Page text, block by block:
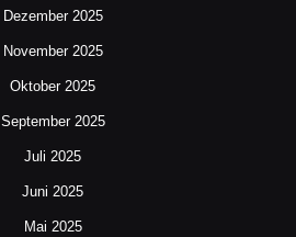
Dezember 2025
November 2025
Oktober 2025
September 2025
Juli 2025
Juni 2025
Mai 2025